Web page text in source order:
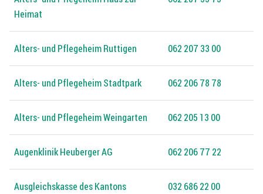
Heimat
Alters- und Pflegeheim Ruttigen 062 207 33 00
Alters- und Pflegeheim Stadtpark 062 206 78 78
Alters- und Pflegeheim Weingarten 062 205 13 00
Augenklinik Heuberger AG 062 206 77 22
Ausgleichskasse des Kantons
032 686 22 00